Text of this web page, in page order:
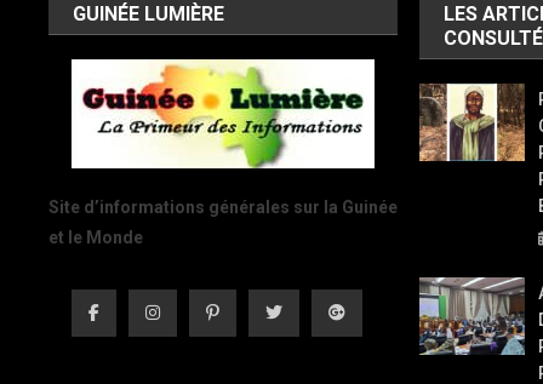
GUINÉE LUMIÈRE
Site d’informations générales sur la Guinée
et le Monde
LES